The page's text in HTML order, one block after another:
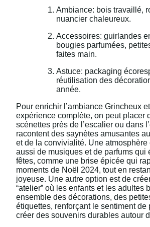
Ambiance: bois travaillé,
nuancier chaleureux.
Accessoires: guirlandes
bougies parfumées,
faites main.
Astuce: packaging
réutilisation des
année.
Pour enrichir l’ambiance Grincheux
expérience complète, on peut placer
scénettes près de l’escalier ou dans
racontent des saynètes amusantes
et de la convivialité. Une
aussi de musiques et de parfums qui
fêtes, comme une brise épicée qui
moments de Noël 2024, tout en
joyeuse. Une autre option est de
“atelier” où les enfants et les adultes
ensemble des décorations, des
étiquettes, renforçant le sentiment de
créer des souvenirs durables autour